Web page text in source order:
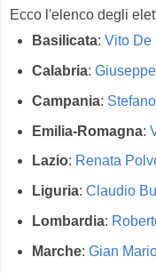
Ecco l'elenco degli
Basilicata: Vito De
Calabria:
Campania:
Emilia-Romagna:
Lazio: Renata
Liguria: Claudio
Lombardia:
Marche: Gian